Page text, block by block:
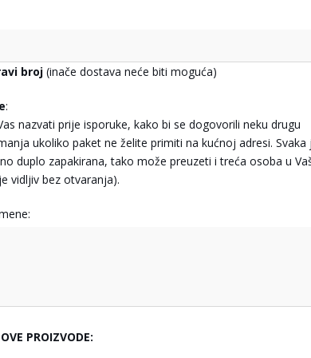
broj (inače dostava neće biti moguća)
:
nazvati prije isporuke, kako bi se dogovorili neku drugu
ukoliko paket ne želite primiti na kućnoj adresi. Svaka
duplo zapakirana, tako može preuzeti i treća osoba u
vidljiv bez otvaranja).
PROIZVODE: